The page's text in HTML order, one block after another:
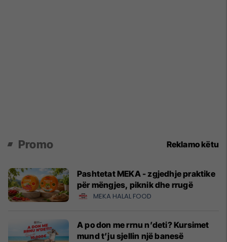
Promo Reklamo këtu
Pashtetat MEKA - zgjedhje praktike
për mëngjes, piknik dhe rrugë
MEKA HALAL FOOD
A po don me rrnu n’deti? Kursimet
mund t’ju sjellin një banesë